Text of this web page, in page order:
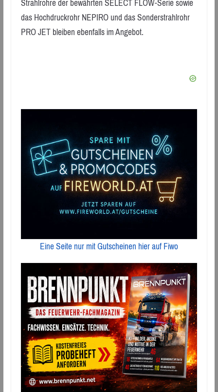
das Hochdruckrohr NEPIRO und das Sonderstrahlrohr
PRO JET bleiben ebenfalls im Angebot.
Eine Seite nur mit Gutscheinen hier auf Fiwo